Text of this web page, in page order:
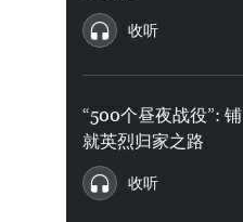
收听
“500个昼夜战役”: 铺
就英烈归家之路
收听